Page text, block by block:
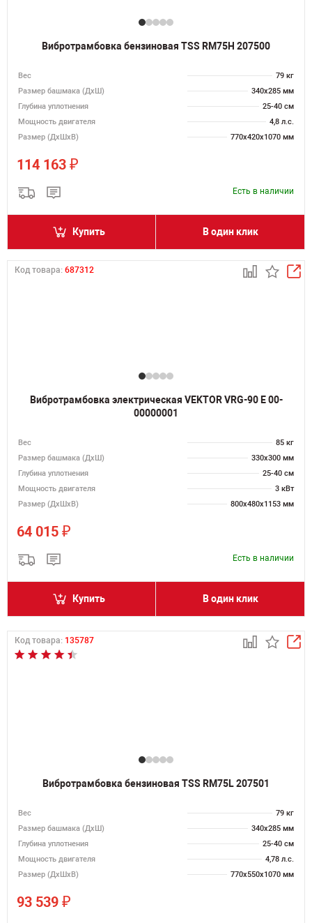
Вибротрамбовка бензиновая TSS RM75H 207500
Вес
79 кг
Размер башмака (ДхШ)
340х285 мм
Глубина уплотнения
25-40 см
Мощность двигателя
4,8 л.с.
Размер (ДхШхВ)
770х420х1070 мм
114 163 ₽
Есть в наличии
Купить В один клик
Код товара: 687312
Вибротрамбовка электрическая VEKTOR VRG-90 E 00-
00000001
Вес
85 кг
Размер башмака (ДхШ)
330х300 мм
Глубина уплотнения
25-40 см
Мощность двигателя
3 кВт
Размер (ДхШхВ)
800х480х1153 мм
64 015 ₽
Есть в наличии
Купить В один клик
Код товара: 135787
Вибротрамбовка бензиновая TSS RM75L 207501
Вес
79 кг
Размер башмака (ДхШ)
340х285 мм
Глубина уплотнения
25-40 см
Мощность двигателя
4,78 л.с.
Размер (ДхШхВ)
770х550х1070 мм
93 539 ₽